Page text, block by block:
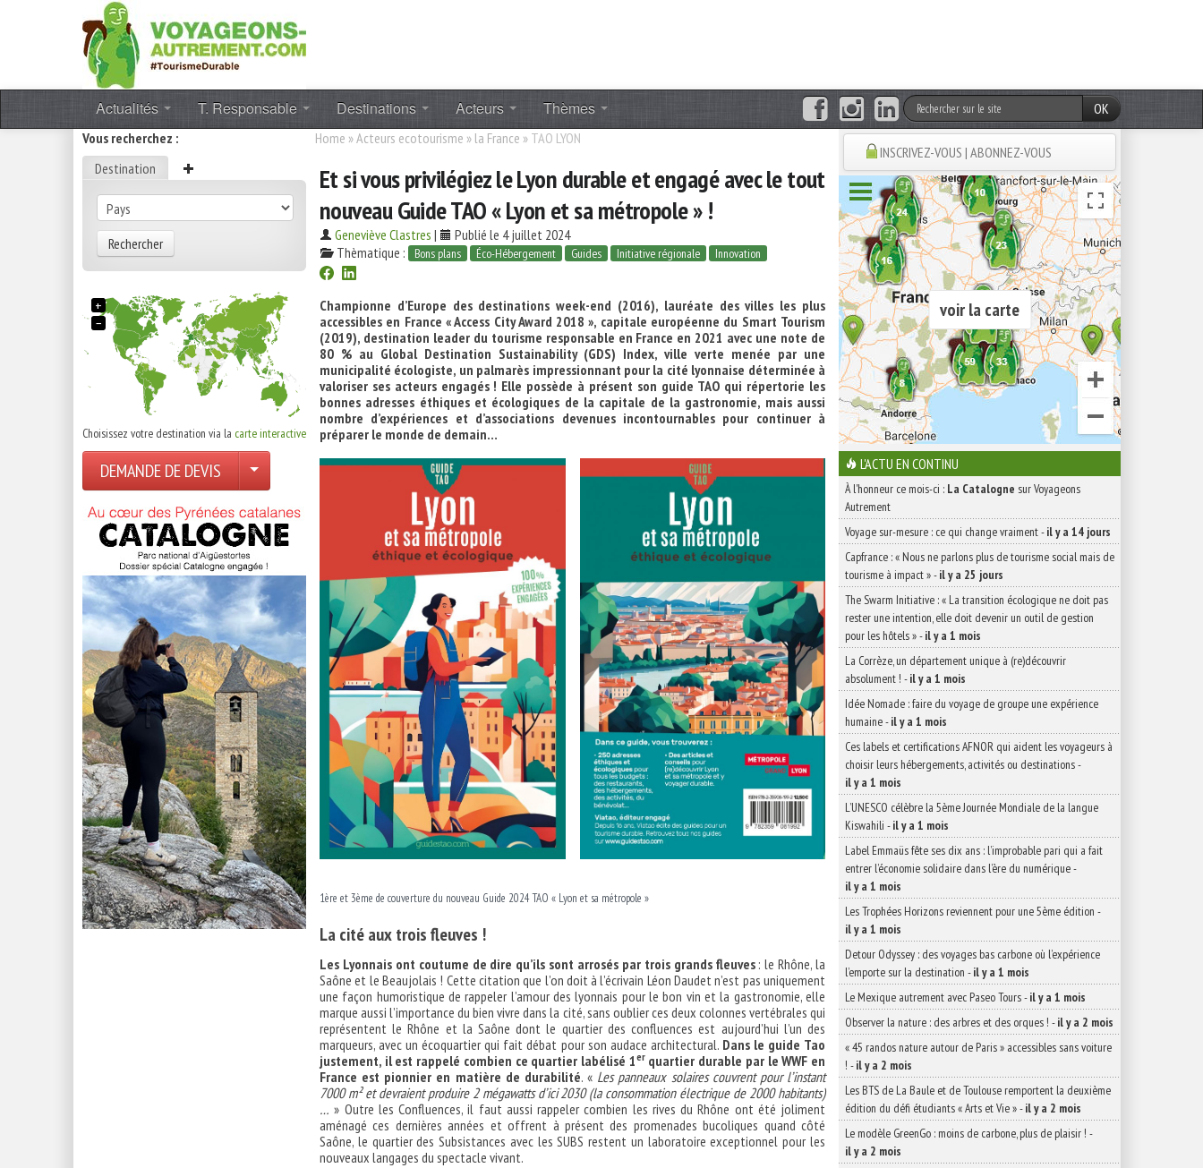
Actualités T. Responsable Destinations Acteurs Thèmes
OK
Vous recherchez :
Destination
Rechercher
+
−
Choisissez votre destination via la carte interactive
DEMANDE DE DEVIS
Home »Acteurs ecotourisme » la France » TAO LYON
Et si vous privilégiez le Lyon durable et engagé avec le tout
nouveau Guide TAO « Lyon et sa métropole » !
Geneviève Clastres |
Publié le 4 juillet 2024
Thèmatique :
Bons plans Éco-Hébergement Guides Initiative régionale Innovation
Championne d’Europe des destinations week-end (2016), lauréate des villes les plus
accessibles en France « Access City Award 2018 », capitale européenne du Smart Tourism
(2019), destination leader du tourisme responsable en France en 2021 avec une note de
80 % au Global Destination Sustainability (GDS) Index, ville verte menée par une
municipalité écologiste, un palmarès impressionnant pour la cité lyonnaise déterminée à
valoriser ses acteurs engagés ! Elle possède à présent son guide TAO qui répertorie les
bonnes adresses éthiques et écologiques de la capitale de la gastronomie, mais aussi
nombre d’expériences et d’associations devenues incontournables pour continuer à
préparer le monde de demain…
1ère et 3ème de couverture du nouveau Guide 2024 TAO « Lyon et sa métropole »
La cité aux trois fleuves !
Les Lyonnais ont coutume de dire qu’ils sont arrosés par trois grands fleuves: le Rhône, la
Saône et le Beaujolais ! Cette citation que l’on doit à l’écrivain Léon Daudet n’est pas uniquement
une façon humoristique de rappeler l’amour des lyonnais pour le bon vin et la gastronomie, elle
marque aussi l’importance du bien vivre dans la cité, sans oublier ces deux colonnes vertébrales qui
représentent le Rhône et la Saône dont le quartier des confluences est aujourd’hui l’un des
marqueurs, avec un écoquartier qui fait débat pour son audace architectural. Dans le guide Tao
justement, il est rappelé combien ce quartier labélisé 1erquartier durable par le WWF en
France est pionnier en matière de durabilité. « Les panneaux solaires couvrent pour l’instant
7000 m² et devraient produire 2 mégawatts d’ici 2030 (la consommation électrique de 2000 habitants)
…» Outre les Confluences, il faut aussi rappeler combien les rives du Rhône ont été joliment
aménagé ces dernières années et offrent à présent des promenades bucoliques quand côté
Saône, le quartier des Subsistances avec les SUBS restent un laboratoire exceptionnel pour les
nouveaux langages du spectacle vivant.
INSCRIVEZ-VOUS | ABONNEZ-VOUS
voir la carte
L'ACTU EN CONTINU
À l'honneur ce mois-ci : La Catalogne sur Voyageons
Autrement
Voyage sur-mesure : ce qui change vraiment-il y a 14 jours
Capfrance : « Nous ne parlons plus de tourisme social mais de
tourisme à impact »-il y a 25 jours
The Swarm Initiative : « La transition écologique ne doit pas
rester une intention, elle doit devenir un outil de gestion
pour les hôtels »-il y a 1 mois
La Corrèze, un département unique à (re)découvrir
absolument ! -il y a 1 mois
Idée Nomade : faire du voyage de groupe une expérience
humaine-il y a 1 mois
Ces labels et certifications AFNOR qui aident les voyageurs à
choisir leurs hébergements, activités ou destinations-
il y a 1 mois
L’UNESCO célèbre la 5ème Journée Mondiale de la langue
Kiswahili -il y a 1 mois
Label Emmaüs fête ses dix ans : l’improbable pari qui a fait
entrer l’économie solidaire dans l’ère du numérique-
il y a 1 mois
Les Trophées Horizons reviennent pour une 5ème édition -
il y a 1 mois
Detour Odyssey : des voyages bas carbone où l’expérience
l’emporte sur la destination -il y a 1 mois
Le Mexique autrement avec Paseo Tours-il y a 1 mois
Observer la nature : des arbres et des orques ! -il y a 2 mois
« 45 randos nature autour de Paris » accessibles sans voiture
! -il y a 2 mois
Les BTS de La Baule et de Toulouse remportent la deuxième
édition du défi étudiants « Arts et Vie »-il y a 2 mois
Le modèle GreenGo : moins de carbone, plus de plaisir ! -
il y a 2 mois